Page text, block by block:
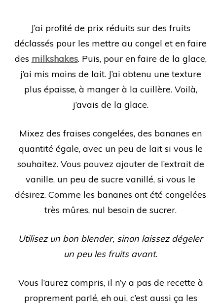
J’ai profité de prix réduits sur des fruits
déclassés pour les mettre au congel et en faire
des milkshakes. Puis, pour en faire de la glace,
j’ai mis moins de lait. J’ai obtenu une texture
plus épaisse, à manger à la cuillère. Voilà,
j’avais de la glace.
Mixez des fraises congelées, des bananes en
quantité égale, avec un peu de lait si vous le
souhaitez. Vous pouvez ajouter de l’extrait de
vanille, un peu de sucre vanillé, si vous le
désirez. Comme les bananes ont été congelées
très mûres, nul besoin de sucrer.
Utilisez un bon blender, sinon laissez dégeler
un peu les fruits avant.
Vous l’aurez compris, il n’y a pas de recette à
proprement parlé, eh oui, c’est aussi ça les